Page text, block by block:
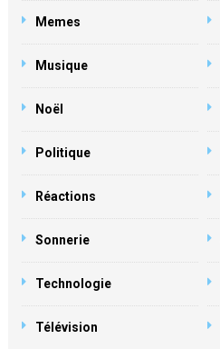
Memes
Musique
Noël
Politique
Réactions
Sonnerie
Technologie
Télévision